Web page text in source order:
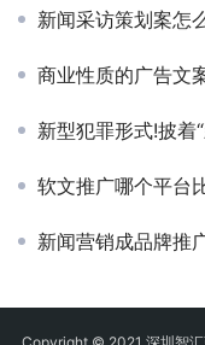
新闻采访策划案怎
商业性质的广告文
新型犯罪形式!披着
软文推广哪个平台
新闻营销成品牌推